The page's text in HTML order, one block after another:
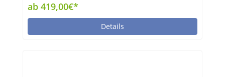
ab 419,00€*
Details